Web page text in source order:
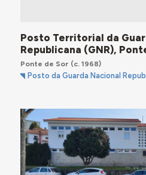
Posto Territorial da
Republicana (GNR),
Ponte de Sor (c. 1968)
Posto da Guarda Nacional